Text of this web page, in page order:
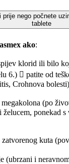
prije nego počnete
tablete
ako:
klorid ili bilo
6.)  patite od
Crohnova bolesti)
(po
ponekad
kuta
(ubrzani i